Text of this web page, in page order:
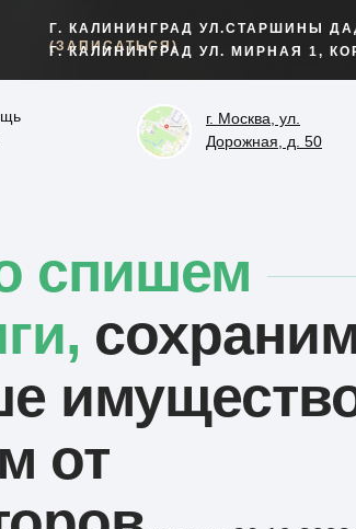
Г. КАЛИНИНГРАД УЛ.СТАРШИНЫ
(ЗАПИСАТЬСЯ)
Г. КАЛИНИНГРАД УЛ. МИРНАЯ 1,
спишем
от
г. Москва, ул.
Дорожная, д. 50